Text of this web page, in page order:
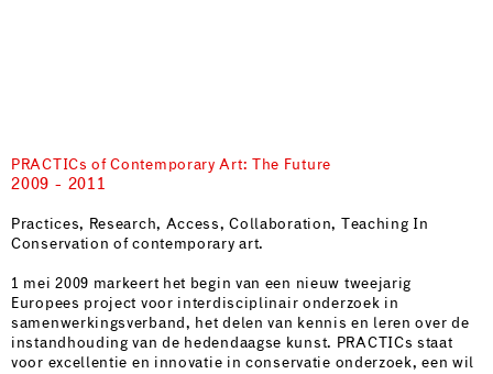
PRACTICs of Contemporary Art: The Future
2009 - 2011
Practices, Research, Access, Collaboration, Teaching In
Conservation of contemporary art.
1 mei 2009 markeert het begin van een nieuw tweejarig
Europees project voor interdisciplinair onderzoek in
samenwerkingsverband, het delen van kennis en leren over de
instandhouding van de hedendaagse kunst. PRACTICs staat
voor excellentie en innovatie in conservatie onderzoek, een wil